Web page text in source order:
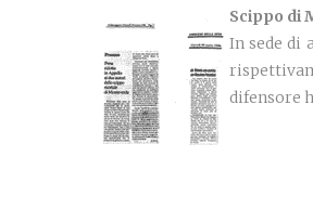
Scippo di
In sede di
difensore